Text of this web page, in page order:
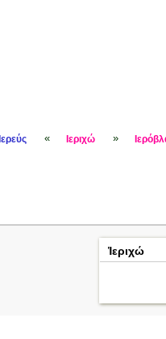
Ιερεύς « Ιεριχώ »
Ἱεριχώ